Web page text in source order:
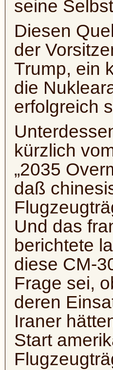
seine
Diesen
der
Trump, ein
die
erfolgreich
kürzlich
„2035
daß
Und das
berichtete
diese CM-
Frage sei,
deren
Iraner
Start